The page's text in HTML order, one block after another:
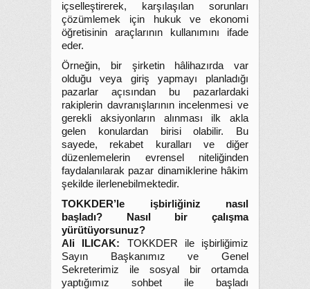
içselleştirerek, karşılaşılan sorunları
çözümlemek için hukuk ve ekonomi
öğretisinin araçlarının kullanımını ifade
eder.
Örneğin, bir şirketin hâlihazırda var
olduğu veya giriş yapmayı planladığı
pazarlar açısından bu pazarlardaki
rakiplerin davranışlarının incelenmesi ve
gerekli aksiyonların alınması ilk akla
gelen konulardan birisi olabilir. Bu
sayede, rekabet kuralları ve diğer
düzenlemelerin evrensel niteliğinden
faydalanılarak pazar dinamiklerine hâkim
şekilde ilerlenebilmektedir.
TOKKDER’le işbirliğiniz nasıl
başladı? Nasıl bir çalışma
yürütüyorsunuz?
Ali ILICAK: TOKKDER ile işbirliğimiz
Sayın Başkanımız ve Genel
Sekreterimiz ile sosyal bir ortamda
yaptığımız sohbet ile başladı